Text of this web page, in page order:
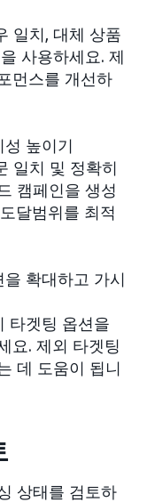
일치, 대체 상품
사용하세요. 제
먼스를 개선하
높이기
일치 및 정확히
캠페인을 생성
달범위를 최적
확대하고 가시
타겟팅 옵션을
요. 제외 타겟팅
데 도움이 됩니
상태를 검토하